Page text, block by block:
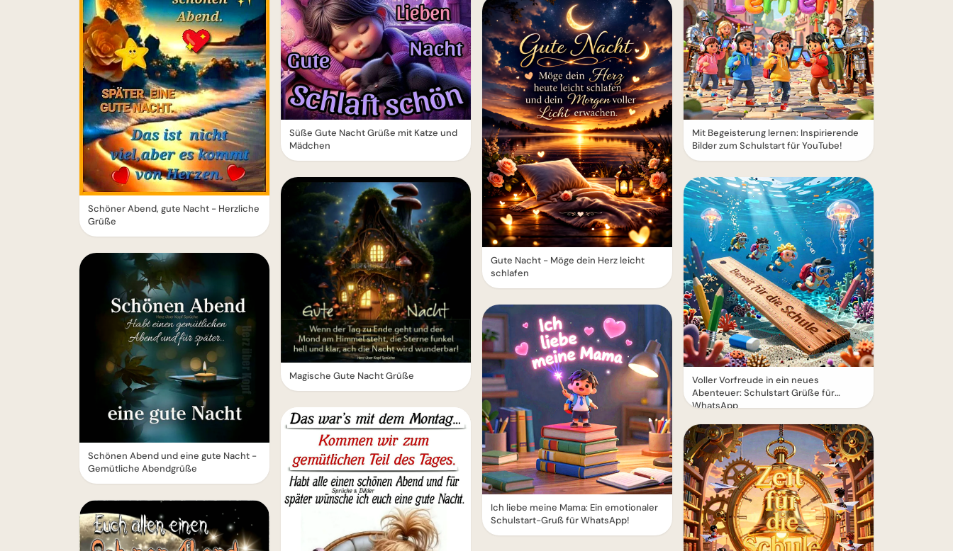
Schöner Abend, gute Nacht - Herzliche
Grüße
Schönen Abend und eine gute Nacht -
Gemütliche Abendgrüße
Süße Gute Nacht Grüße mit Katze und
Mädchen
Magische Gute Nacht Grüße
Gute Nacht - Möge dein Herz leicht
schlafen
Ich liebe meine Mama: Ein emotionaler
Schulstart-Gruß für WhatsApp!
Mit Begeisterung lernen: Inspirierende
Bilder zum Schulstart für YouTube!
Voller Vorfreude in ein neues
Abenteuer: Schulstart Grüße für
WhatsApp